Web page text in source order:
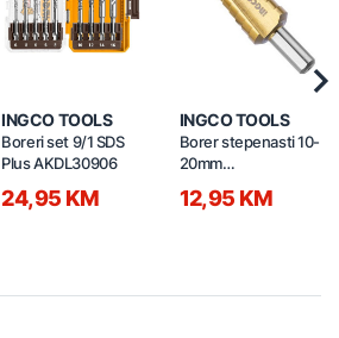
INGCO TOOLS
Boreri set 9/1 SDS
Plus AKDL30906
24,95 KM
INGCO TOOLS
Borer stepenasti 10-
20mm
12,95 KM